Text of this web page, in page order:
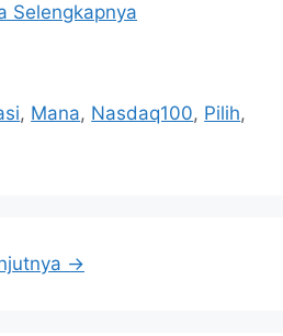
Selengkapnya
, Mana, Nasdaq100, Pilih,
→